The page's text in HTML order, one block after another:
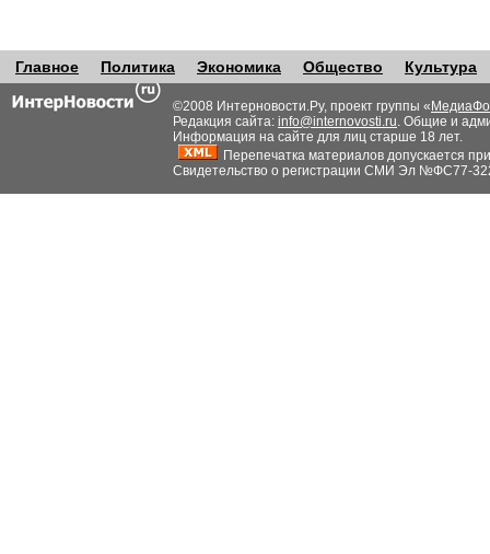
Главное Политика Экономика Общество Культура
©2008 Интерновости.Ру, проект группы «
Редакция сайта: info@internovosti.ru. Общие и
Информация на сайте для лиц старше 18 лет.
Перепечатка материалов допускается
Свидетельство о регистрации СМИ Эл №ФС77-